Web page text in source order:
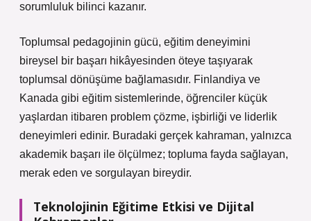
sorumluluk bilinci kazanır.
Toplumsal pedagojinin gücü, eğitim deneyimini
bireysel bir başarı hikâyesinden öteye taşıyarak
toplumsal dönüşüme bağlamasıdır. Finlandiya ve
Kanada gibi eğitim sistemlerinde, öğrenciler küçük
yaşlardan itibaren problem çözme, işbirliği ve liderlik
deneyimleri edinir. Buradaki gerçek kahraman, yalnızca
akademik başarı ile ölçülmez; topluma fayda sağlayan,
merak eden ve sorgulayan bireydir.
Teknolojinin Eğitime Etkisi ve Dijital